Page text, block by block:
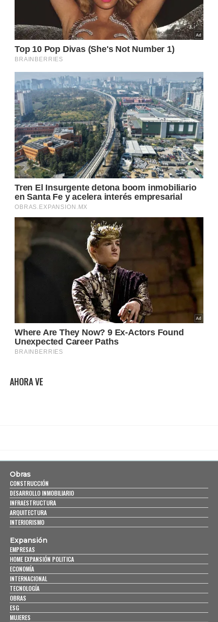
AHORA VE
Obras
CONSTRUCCIÓN
DESARROLLO INMOBILIARIO
INFRAESTRUCTURA
ARQUITECTURA
INTERIORISMO
Expansión
EMPRESAS
HOME EXPANSIÓN POLITICA
ECONOMÍA
INTERNACIONAL
TECNOLOGÍA
OBRAS
ESG
MUJERES